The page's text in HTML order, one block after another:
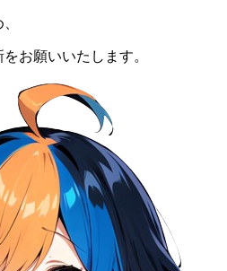
お願いいたします。